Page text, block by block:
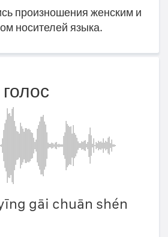
произношения женским и
носителей языка.
gāi chuān shén